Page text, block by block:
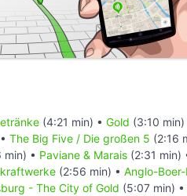
(4:21 min) • Gold (3:10 min)
The Big Five / Die großen 5 (2:16
min) • Paviane & Marais (2:31 min)
(2:56 min) • Anglo-
- The City of Gold (5:07 min) •